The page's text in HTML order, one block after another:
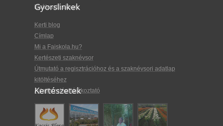
kiválasztásában.
Gyorslinkek
Kerti blog
Címlap
Mi a Faiskola.hu?
Kertészeti szaknévsor
Útmutató a regisztrációhoz és a szaknévsori adatlap
kitöltéséhez
Adatkezelési tájékoztató
Kertészetek